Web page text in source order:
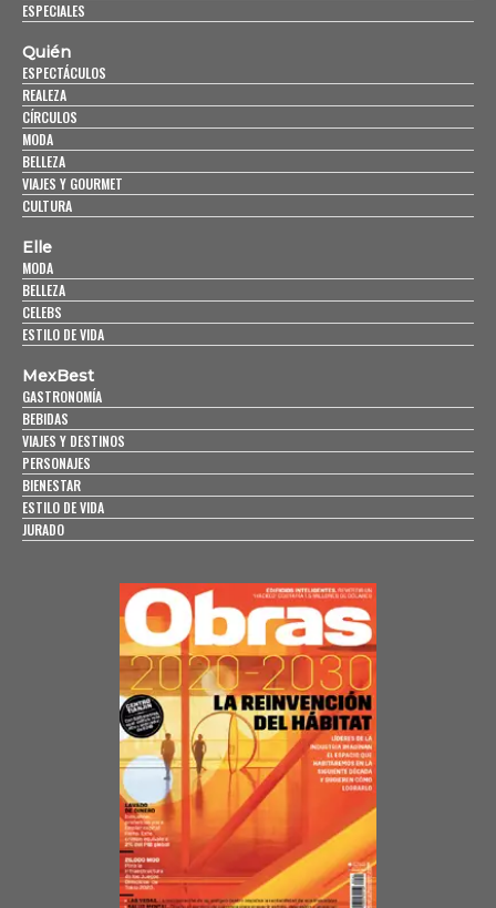
ESPECIALES
Quién
ESPECTÁCULOS
REALEZA
CÍRCULOS
MODA
BELLEZA
VIAJES Y GOURMET
CULTURA
Elle
MODA
BELLEZA
CELEBS
ESTILO DE VIDA
MexBest
GASTRONOMÍA
BEBIDAS
VIAJES Y DESTINOS
PERSONAJES
BIENESTAR
ESTILO DE VIDA
JURADO